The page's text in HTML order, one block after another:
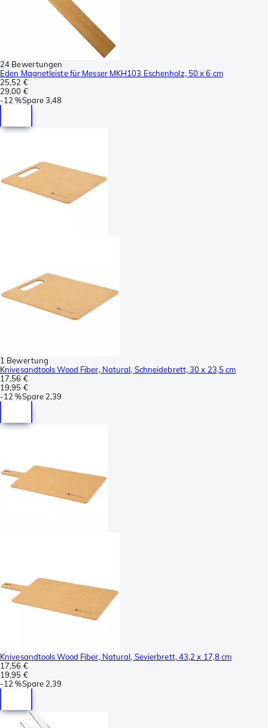
24 Bewertungen
Eden Magnetleiste für Messer MKH103 Eschenholz, 50 x 6 cm
25,52 €
29,00 €
-12 %Spare3,48
1 Bewertung
Knivesandtools Wood Fiber, Natural, Schneidebrett, 30 x 23,5 cm
17,56 €
19,95 €
-12 %Spare 2,39
Knivesandtools Wood Fiber, Natural, Sevierbrett, 43,2 x 17,8 cm
17,56 €
19,95 €
-12 %Spare 2,39